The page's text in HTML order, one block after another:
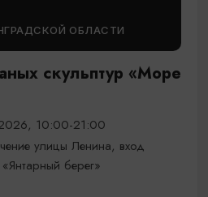
ОБЛАСТИ
скульптур «Море
10:00-21:00
улицы Ленина, вход
берег»